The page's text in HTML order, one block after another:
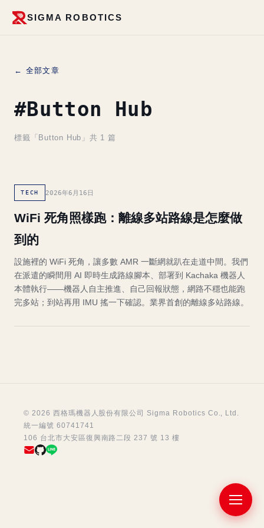
SIGMA ROBOTICS
← 全部文章
#Button Hub
標籤「Button Hub」共 1 篇
TECH 2026年6月16日
WiFi 死角照樣跑：離線多站路線是怎麼做
到的
設施裡的 WiFi 死角，讓多數 AMR 一斷網就趴在走道中間。我們
在派遣的瞬間用 AI 即時生成路線腳本、部署到 Kachaka 機器人
本體執行——機器人自主推進、自己回報狀態，網路不穩也能跑
完多站；到站再用 IMU 搖一下確認。業界首創的離線多站路線。
© 2026 西格瑪機器人股份有限公司 Sigma Robotics Co., Ltd.
統一編號 60741741
106 台北市大安區復興南路二段 237 號 13 樓